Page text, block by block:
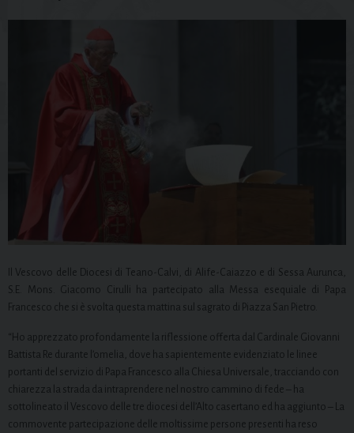
Il Vescovo delle Diocesi di Teano-Calvi, di Alife-Caiazzo e di Sessa Aurunca,
S.E. Mons. Giacomo Cirulli ha partecipato alla Messa esequiale di Papa
Francesco che si è svolta questa mattina sul sagrato di Piazza San Pietro.
“Ho apprezzato profondamente la riflessione offerta dal Cardinale Giovanni
Battista Re durante l’omelia, dove ha sapientemente evidenziato le linee
portanti del servizio di Papa Francesco alla Chiesa Universale, tracciando con
chiarezza la strada da intraprendere nel nostro cammino di fede – ha
sottolineato il Vescovo delle tre diocesi dell’Alto casertano ed ha aggiunto – La
commovente partecipazione delle moltissime persone presenti ha reso